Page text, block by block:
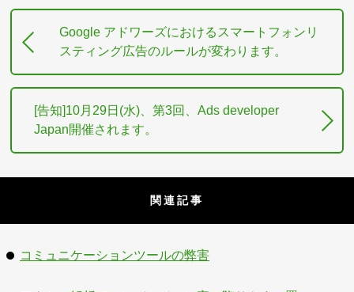
Google アドワーズにおけるスマートフォンリ
スティング広告のルールが変わります。
[告知]10月29日(水)、第3回、Ads developer
Japan開催されます。
関連記事
コミュニケーションツールの弊害